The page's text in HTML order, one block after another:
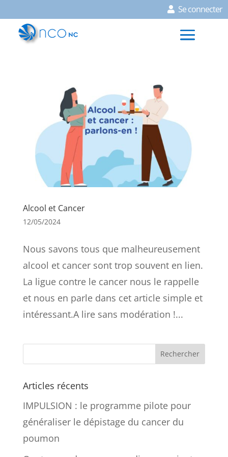
Se connecter
Alcool et Cancer
12/05/2024
Nous savons tous que malheureusement
alcool et cancer sont trop souvent en lien.
La ligue contre le cancer nous le rappelle
et nous en parle dans cet article simple et
intéressant.A lire sans modération !...
Articles récents
IMPULSION : le programme pilote pour
généraliser le dépistage du cancer du
poumon